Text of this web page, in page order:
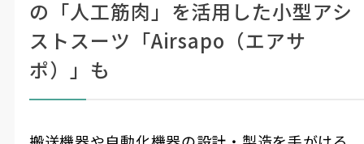
の「人工筋肉」を活用した小型アシ
ストスーツ「Airsapo（エアサ
ポ）」も